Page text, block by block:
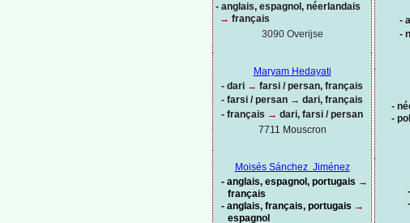
-
-
-
-
-
-
- anglais, espagnol, néerlandais
→ français
3090 Overijse
Maryam Hedayati
- dari → farsi / persan, français
- farsi / persan → dari, français
- français → dari, farsi / persan
7711 Mouscron
Moisés Sánchez Jiménez
- anglais, espagnol, portugais →
français
- anglais, français, portugais →
espagnol